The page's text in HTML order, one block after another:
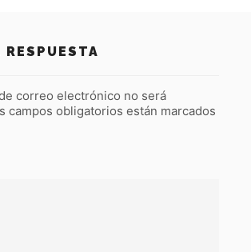
RESPUESTA
correo electrónico no será
campos obligatorios están marcados